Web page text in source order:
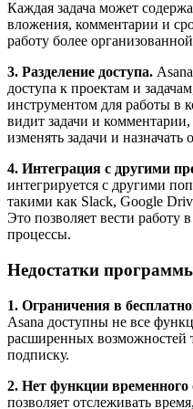
Каждая задача может
вложения, комментарии и
работу более
3. Разделение доступа.
доступа к проектам и
инструментом для работы в
видит задачи и
изменять задачи и назначать
4. Интеграция с другими
интегрируется с другими
такими как Slack, Google
Это позволяет вести работу
процессы.
Недостатки
1. Ограничения в
Asana доступны не все
расширенных возможностей
подписку.
2. Нет функции временного
позволяет отслеживать